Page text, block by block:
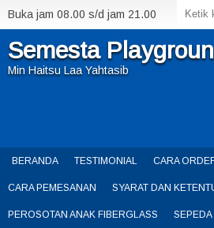
Buka jam 08.00 s/d jam 21.00
Semesta
Min Haitsu Laa Yahtasib
BERANDA TESTIMONIAL CARA
CARA PEMESANAN SYARAT DAN
PEROSOTAN ANAK FIBERGLASS SEPEDA